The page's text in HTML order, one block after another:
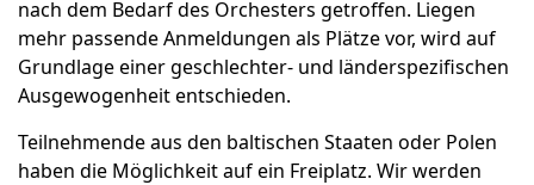
nach dem Bedarf des Orchesters getroffen. Liegen
mehr passende Anmeldungen als Plätze vor, wird auf
Grundlage einer geschlechter- und länderspezifischen
Ausgewogenheit entschieden.
Teilnehmende aus den baltischen Staaten oder Polen
haben die Möglichkeit auf ein Freiplatz. Wir werden